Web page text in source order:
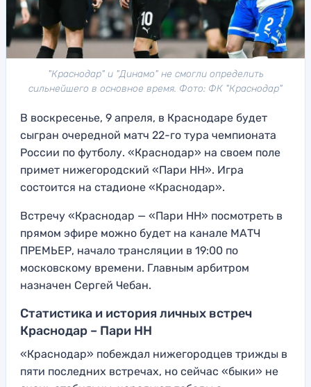
"Краснодар" и "Динамо" не смогли определить
сильнейшего в основное время. Фото: ФК "Краснодар"
В воскресенье, 9 апреля, в Краснодаре будет
сыгран очередной матч 22-го тура чемпионата
России по футболу. «Краснодар» на своем поле
примет нижегородский «Пари НН». Игра
состоится на стадионе «Краснодар».
Встречу «Краснодар — «Пари НН» посмотреть в
прямом эфире можно будет на канале МАТЧ
ПРЕМЬЕР, начало трансляции в 19:00 по
московскому времени. Главным арбитром
назначен Сергей Чебан.
Статистика и история личных встреч
Краснодар – Пари НН
«Краснодар» побеждал нижегородцев трижды в
пяти последних встречах, но сейчас «быки» не